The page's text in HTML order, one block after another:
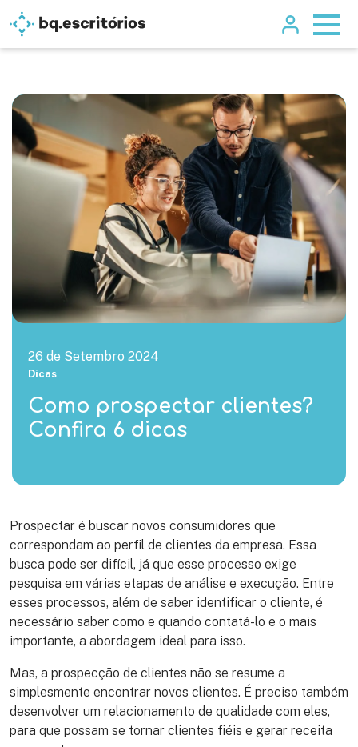
26 de Setembro 2024
Dicas
Como prospectar clientes?
Confira 6 dicas
Prospectar é buscar novos consumidores que
correspondam ao perfil de clientes da empresa. Essa
busca pode ser difícil, já que esse processo exige
pesquisa em várias etapas de análise e execução. Entre
esses processos, além de saber identificar o cliente, é
necessário saber como e quando contatá-lo e o mais
importante, a abordagem ideal para isso.
Mas, a prospecção de clientes não se resume a
simplesmente encontrar novos clientes. É preciso também
desenvolver um relacionamento de qualidade com eles,
para que possam se tornar clientes fiéis e gerar receita